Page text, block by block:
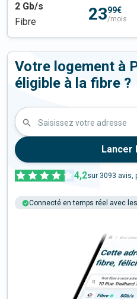
2 Gb/s
Fibre
2399€
/mois
Votre logement à
éligible à la fibre ?
Saisissez votre adresse
Lancer
4,2sur 3093 avis,
Connecté en temps réel avec